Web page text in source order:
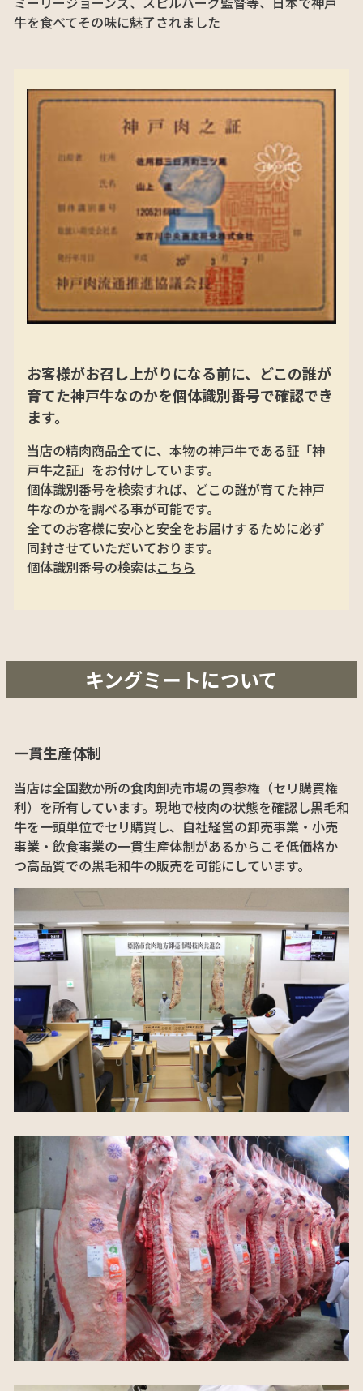
牛を食べてその味に魅了されました
お客様がお召し上がりになる前に、どこの誰が
育てた神戸牛なのかを個体識別番号で確認でき
ます。
当店の精肉商品全てに、本物の神戸牛である証「神
戸牛之証」をお付けしています。
個体識別番号を検索すれば、どこの誰が育てた神戸
牛なのかを調べる事が可能です。
全てのお客様に安心と安全をお届けするために必ず
同封させていただいております。
個体識別番号の検索はこちら
キングミートについて
一貫生産体制
当店は全国数か所の食肉卸売市場の買参権（セリ購買権
利）を所有しています。現地で枝肉の状態を確認し黒毛和
牛を一頭単位でセリ購買し、自社経営の卸売事業・小売
事業・飲食事業の一貫生産体制があるからこそ低価格か
つ高品質での黒毛和牛の販売を可能にしています。